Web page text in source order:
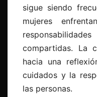
sigue siendo
mujeres
compartidas. La
hacia una
cuidados y la
las personas.